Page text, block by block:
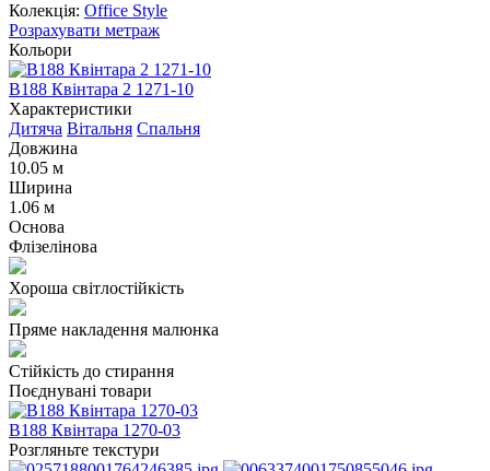
Колекція: Office Style
Розрахувати метраж
Кольори
В188 Квінтара 2 1271-10
Характеристики
Дитяча Вітальня Спальня
Довжина
10.05 м
Ширина
1.06 м
Основа
Флізелінова
Хороша світлостійкість
Пряме накладення малюнка
Стійкість до стирання
Поєднувані товари
В188 Квінтара 1270-03
Розгляньте текстури